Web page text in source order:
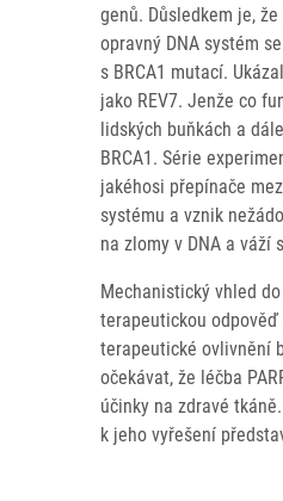
genů. Důsledkem je,
opravný DNA systém
s BRCA1 mutací.
jako REV7. Jenže co
lidských buňkách a
BRCA1. Série
jakéhosi přepínače
systému a vznik
na zlomy v DNA a váží
Mechanistický vhled
terapeutickou
terapeutické ovlivnění
očekávat, že léčba
účinky na zdravé
k jeho vyřešení